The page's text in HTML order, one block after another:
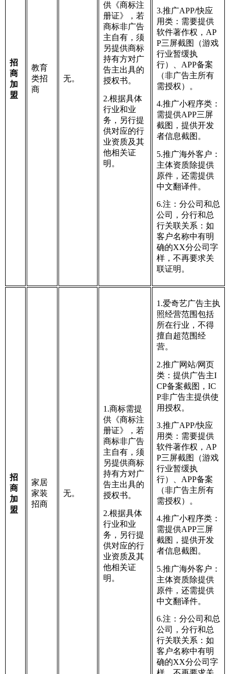
招
商
加
盟
教育
类招
商
无。
供《商标注
册证》，若
商标非广告
主自有，须
另提供商标
持有方对广
告主出具的
授权书。
2.根据具体
行业和业
务，另行提
供对应的行
业资质及其
他相关证
明。
3.推广APP/快应
用类：需要提供
软件著作权，AP
P三屏截图（游戏
行业暂缓执
行）、APP备案
（非广告主所有
需授权）。
4.推广小程序类：
需提供APP三屏
截图，提供开发
者信息截图。
5.推广海外客户：
主体资质除提供
原件，还需提供
中文翻译件。
6.注：分公司和总
公司，分行和总
行关联关系：如
客户名称中有明
确的XX分公司字
样，不再要求关
联证明。
招
商
加
盟
家居
家装
招商
无。
1.商标需提
供《商标注
册证》，若
商标非广告
主自有，须
另提供商标
持有方对广
告主出具的
授权书。
2.根据具体
行业和业
务，另行提
供对应的行
业资质及其
他相关证
明。
1.爱奇艺广告主执
照经营范围包括
所在行业，不得
擅自超范围经
营。
2.推广网站/网页
类：提供广告主I
CP备案截图，IC
P非广告主提供使
用授权。
3.推广APP/快应
用类：需要提供
软件著作权，AP
P三屏截图（游戏
行业暂缓执
行）、APP备案
（非广告主所有
需授权）。
4.推广小程序类：
需提供APP三屏
截图，提供开发
者信息截图。
5.推广海外客户：
主体资质除提供
原件，还需提供
中文翻译件。
6.注：分公司和总
公司，分行和总
行关联关系：如
客户名称中有明
确的XX分公司字